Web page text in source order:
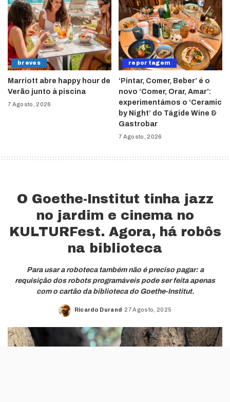
breves
Marriott abre happy hour de
Verão junto à piscina
7 Agosto, 2026
reportagem
‘Pintar, Comer, Beber’ é o
novo ‘Comer, Orar, Amar’:
experimentámos o ‘Ceramic
by Night’ do Tágide Wine &
Gastrobar
7 Agosto, 2026
O Goethe-Institut tinha jazz
no jardim e cinema no
KULTURFest. Agora, há robôs
na biblioteca
Para usar a roboteca também não é preciso pagar: a
requisição dos robots programáveis pode ser feita apenas
com o cartão da biblioteca do Goethe-Institut.
Posted
Ricardo Durand 27 Agosto, 2025